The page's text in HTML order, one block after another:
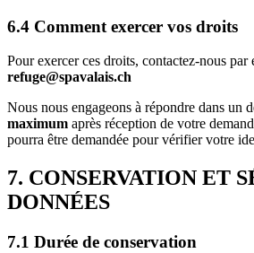
6.4 Comment exercer vos droits
Pour exercer ces droits, contactez-nous par
refuge@spavalais.ch
Nous nous engageons à répondre dans un
maximum après réception de votre
pourra être demandée pour vérifier votre
7. CONSERVATION ET
DONNÉES
7.1 Durée de conservation